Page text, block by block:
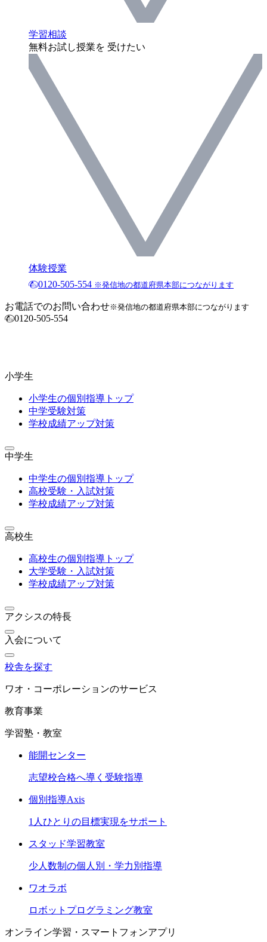
学習相談
無料お試し授業を 受けたい
体験授業
0120-505-554 ※発信地の都道府県本部につながります
お電話でのお問い合わせ※発信地の都道府県本部につながります
0120-505-554
小学生
小学生の個別指導トップ
中学受験対策
学校成績アップ対策
中学生
中学生の個別指導トップ
高校受験・入試対策
学校成績アップ対策
高校生
高校生の個別指導トップ
大学受験・入試対策
学校成績アップ対策
アクシスの特長
入会について
校舎を探す
ワオ・コーポレーションのサービス
教育事業
学習塾・教室
能開センター
志望校合格へ導く受験指導
個別指導Axis
1人ひとりの目標実現をサポート
スタッド学習教室
少人数制の個人別・学力別指導
ワオラボ
ロボットプログラミング教室
オンライン学習・スマートフォンアプリ